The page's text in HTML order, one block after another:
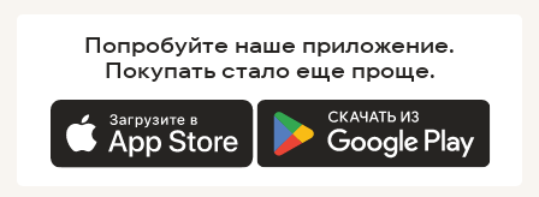
Попробуйте наше приложение.
Покупатьстало еще проще.